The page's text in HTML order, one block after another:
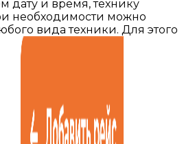
дату и время, технику
необходимости можно
вида техники. Для этого